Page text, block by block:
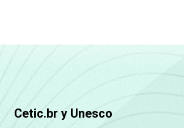
Cetic.br y Unesco